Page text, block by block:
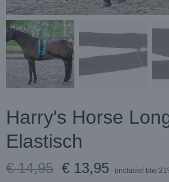
Harry's Horse
Elastisch
€ 14,95 € 13,95 (inclusief btw